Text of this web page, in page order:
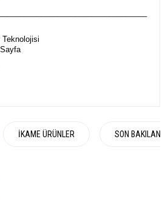
Teknolojisi
İKAME ÜRÜNLER SON